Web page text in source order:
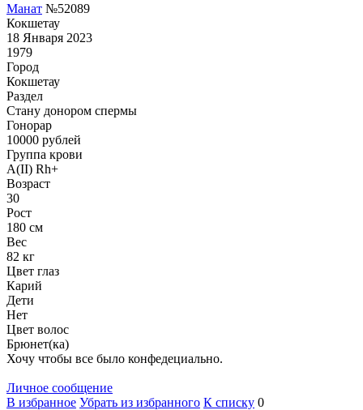
Манат №52089
Кокшетау
18 Января 2023
1979
Город
Кокшетау
Раздел
Стану донором спермы
Гонoрар
10000 рублей
Группа крови
A(II) Rh+
Возраст
30
Рост
180 см
Вес
82 кг
Цвет глаз
Карий
Дети
Нет
Цвет волос
Брюнет(ка)
Хочу чтобы все было конфедециально.
Личное сообщение
В избранное Убрать из избранного К списку 0